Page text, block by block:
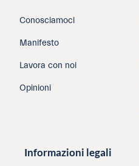
Conosciamoci
Manifesto
Lavora con noi
Opinioni
Informazioni legali